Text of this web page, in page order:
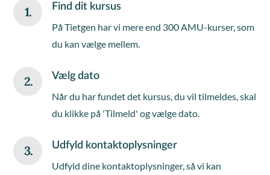
1. Find dit kursus
På Tietgen har vi mere end 300 AMU-kurser, som
du kan vælge mellem.
2. Vælg dato
Når du har fundet det kursus, du vil tilmeldes, skal
du klikke på 'Tilmeld' og vælge dato.
3. Udfyld kontaktoplysninger
Udfyld dine kontaktoplysninger, så vi kan